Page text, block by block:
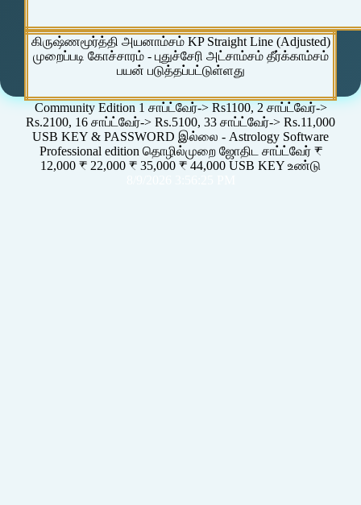
கிருஷ்ணமூர்த்தி அயனாம்சம் KP Straight Line (Adjusted)
முறைப்படி கோச்சாரம் - புதுச்சேரி அட்சாம்சம் தீர்க்காம்சம்
பயன் படுத்தப்பட்டுள்ளது
Community Edition 1 சாப்ட்வேர்-> Rs1100, 2 சாப்ட்வேர்->
Rs.2100, 16 சாப்ட்வேர்-> Rs.5100, 33 சாப்ட்வேர்-> Rs.11,000
USB KEY & PASSWORD இல்லை - Astrology Software
Professional edition தொழில்முறை ஜோதிட சாப்ட்வேர் ₹
12,000 ₹ 22,000 ₹ 35,000 ₹ 44,000 USB KEY உண்டு